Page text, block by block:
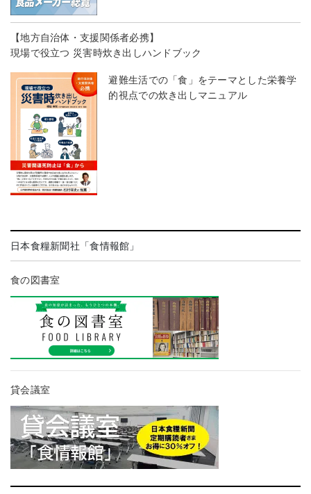
【地方自治体・支援関係者必携】
現場で役立つ 災害時炊き出しハンドブック
避難生活での「食」をテーマとした栄養学
的視点での炊き出しマニュアル
日本食糧新聞社「食情報館」
食の図書室
貸会議室